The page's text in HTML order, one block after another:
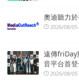
奧迪聽力
2026/08/05
遠傳friDay
音平台首
2026/08/05